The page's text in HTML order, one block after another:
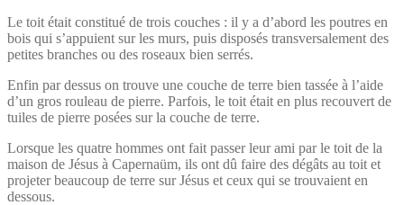
Le toit était constitué de trois couches : il y a d’abord les poutres en
bois qui s’appuient sur les murs, puis disposés transversalement des
petites branches ou des roseaux bien serrés.
Enfin par dessus on trouve une couche de terre bien tassée à l’aide
d’un gros rouleau de pierre. Parfois, le toit était en plus recouvert de
tuiles de pierre posées sur la couche de terre.
Lorsque les quatre hommes ont fait passer leur ami par le toit de la
maison de Jésus à Capernaüm, ils ont dû faire des dégâts au toit et
projeter beaucoup de terre sur Jésus et ceux qui se trouvaient en
dessous.